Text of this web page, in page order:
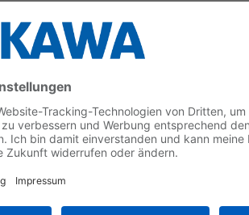
PLC- und Motion-
und Schnittstellen in